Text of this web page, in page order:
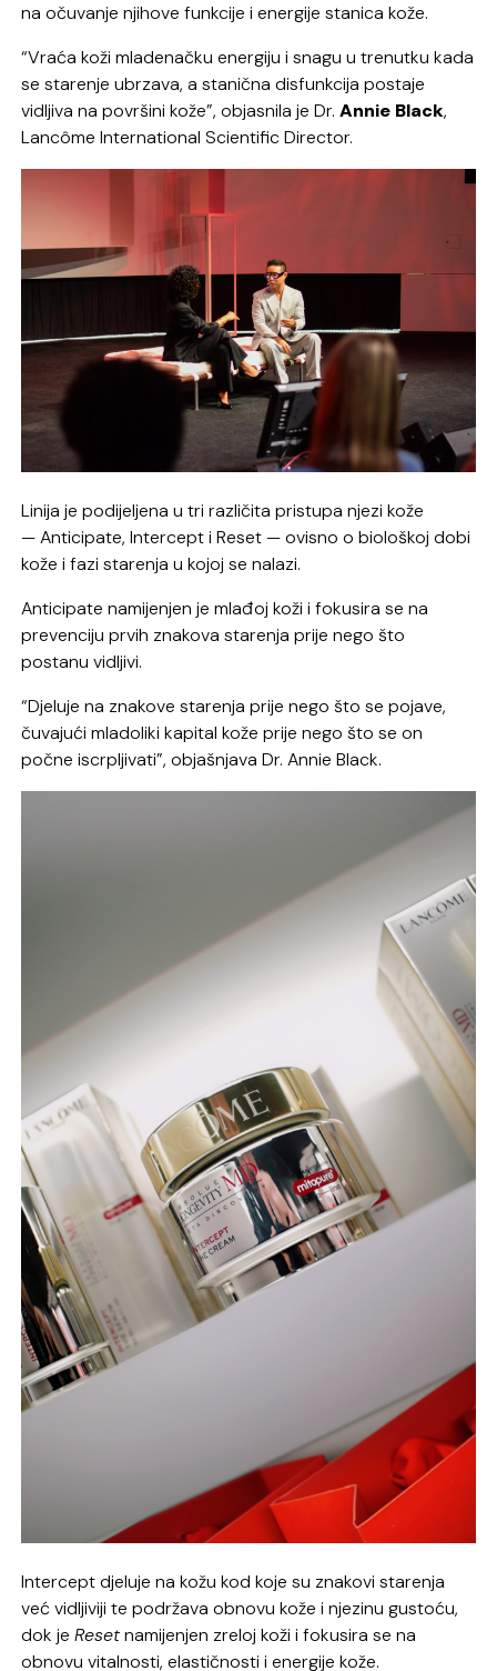
na očuvanje njihove funkcije i energije stanica kože.
“Vraća koži mladenačku energiju i snagu u trenutku kada
se starenje ubrzava, a stanična disfunkcija postaje
vidljiva na površini kože”, objasnila je Dr.Annie Black,
Lancôme International Scientific Director.
Linija je podijeljena u tri različita pristupa njezi kože
— Anticipate, Intercept i Reset — ovisno o biološkoj dobi
kože i fazi starenja u kojoj se nalazi.
Anticipate namijenjen je mlađoj koži i fokusira se na
prevenciju prvih znakova starenja prije nego što
postanu vidljivi.
“Djeluje na znakove starenja prije nego što se pojave,
čuvajući mladoliki kapital kože prije nego što se on
počne iscrpljivati”, objašnjava Dr. Annie Black.
Intercept djeluje na kožu kod koje su znakovi starenja
već vidljiviji te podržava obnovu kože i njezinu gustoću,
dok jeResetnamijenjen zreloj koži i fokusira se na
obnovu vitalnosti, elastičnosti i energije kože.